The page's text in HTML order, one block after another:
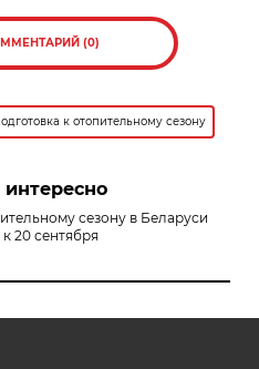
(0)
к отопительному сезону
сезону в Беларуси
20 сентября